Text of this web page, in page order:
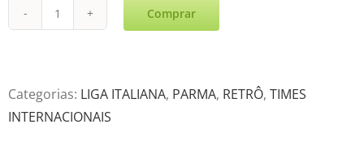
Parma
02-
04
Comprar
Categorias: LIGA ITALIANA, PARMA, RETRÔ, TIMES
INTERNACIONAIS